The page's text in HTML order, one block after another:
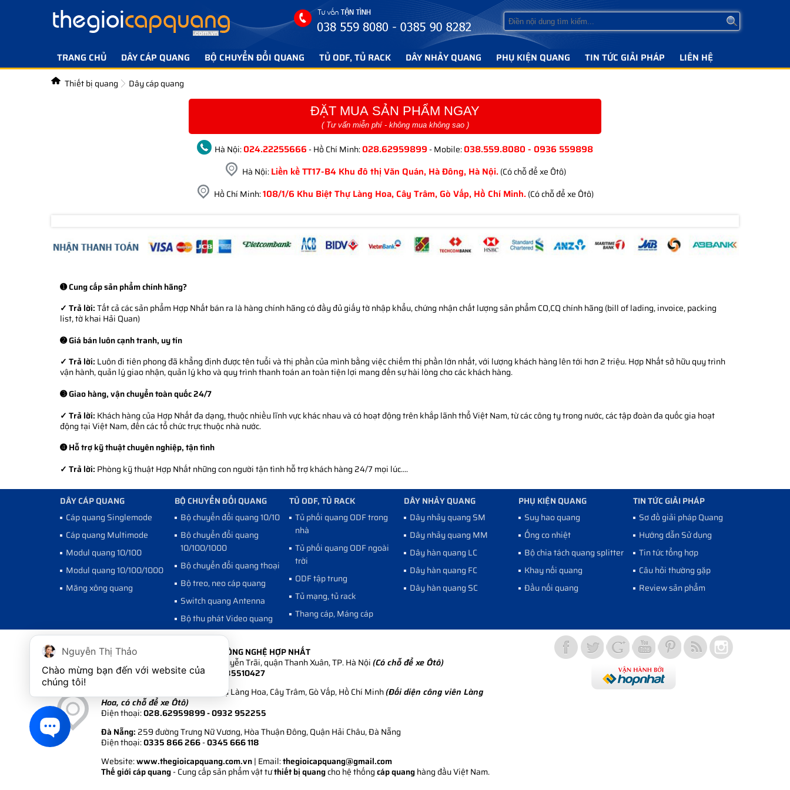
TRANG CHỦ DÂY CÁP QUANG BỘ CHUYỂN ĐỔI QUANG TỦ ODF, TỦ RACK DÂY NHẢY QUANG PHỤ KIỆN QUANG TIN TỨC GIẢI PHÁP LIÊN HỆ
Thiết bị quang Dây cáp quang
ĐẶT MUA SẢN PHẨM NGAY
( Tư vấn miễn phí - không mua không sao )
Hà Nội:024.22255666 - Hồ Chí Minh:028.62959899 - Mobile:038.559.8080 - 0936 559898
Hà Nội:Liền kề TT17-B4 Khu đô thị Văn Quán, Hà Đông, Hà Nội.(Có chỗ để xe Ôtô)
Hồ Chí Minh:108/1/6 Khu Biệt Thự Làng Hoa, Cây Trâm, Gò Vấp, Hồ Chí Minh.(Có chỗ để xe Ôtô)
➊ Cung cấp sản phẩm chính hãng?
✓ Trả lời:Tất cả các sản phẩm Hợp Nhất bán ra là hàng chính hãng có đầy đủ giấy tờ nhập khẩu, chứng nhận chất lượng sản phẩm CO,CQ chính hãng (bill of lading, invoice, packing
list, tờ khai Hải Quan)
➋ Giá bán luôn cạnh tranh, uy tín
✓ Trả lời: Luôn đi tiên phong đã khẳng định được tên tuổi và thị phần của mình bằng việc chiếm thị phần lớn nhất, với lượng khách hàng lên tới hơn 2 triệu. Hợp Nhất sở hữu quy trình
vận hành, quản lý giao nhận, quản lý kho và quy trình thanh toán an toàn tiện lợi mang đến sự hài lòng cho các khách hàng.
➌ Giao hàng, vận chuyển toàn quốc 24/7
✓ Trả lời: Khách hàng của Hợp Nhất đa dạng, thuộc nhiều lĩnh vực khác nhau và có hoạt động trên khắp lãnh thổ Việt Nam, từ các công ty trong nước, các tập đoàn đa quốc gia hoạt
động tại Việt Nam, đến các tổ chức trực thuộc nhà nước.
➍ Hỗ trợ kỹ thuật chuyên nghiệp, tận tình
✓ Trả lời: Phòng kỹ thuật Hợp Nhất những con người tận tình hỗ trợ khách hàng 24/7 mọi lúc....
DÂY CÁP QUANG
Cáp quang Singlemode
Cáp quang Multimode
Modul quang 10/100
Modul quang 10/100/1000
Măng xông quang
BỘ CHUYỂN ĐỔI QUANG
Bộ chuyển đổi quang 10/100
Bộ chuyển đổi quang
10/100/1000
Bộ chuyển đổi quang thoại
Bộ treo, neo cáp quang
Switch quang Antenna
Bộ thu phát Video quang
TỦ ODF, TỦ RACK
Tủ phối quang ODF trong
nhà
Tủ phối quang ODF ngoài
trời
ODF tập trung
Tủ mạng, tủ rack
Thang cáp, Máng cáp
DÂY NHẢY QUANG
Dây nhảy quang SM
Dây nhảy quang MM
Dây hàn quang LC
Dây hàn quang FC
Dây hàn quang SC
PHỤ KIỆN QUANG
Suy hao quang
Ống co nhiệt
Bộ chia tách quang splitter
Khay nối quang
Đầu nối quang
TIN TỨC GIẢI PHÁP
Sơ đồ giải pháp Quang
Hướng dẫn Sử dụng
Tin tức tổng hợp
Câu hỏi thường gặp
Review sản phẩm
CÔNG TY CỔ PHẦN PHÁT TRIỂN CÔNG NGHỆ HỢP NHẤT
Hà Nội: Số 6A Ngõ 235 đường Nguyễn Trãi, quận Thanh Xuân, TP. Hà Nội(Có chỗ để xe Ôtô)
Điện thoại:024.35511 222 - 024.35510427
108/1/6 Khu Biệt Thự Làng Hoa, Cây Trâm, Gò Vấp, Hồ Chí Minh(Đối diện công viên Làng
Hoa, có chỗ để xe Ôtô)
Điện thoại:028.62959899- 0932 952255
Đà Nẵng: 259 đường Trưng Nữ Vương, Hòa Thuận Đông, Quận Hải Châu, Đà Nẵng
Điện thoại:0335 866 266-0345 666 118
Website:www.thegioicapquang.com.vn| Email:thegioicapquang@gmail.com
Thế giới cáp quang- Cung cấp sản phẩm vật tưthiết bị quangcho hệ thốngcáp quanghàng đầu Việt Nam.
Nguyễn Thị Thảo
Chào mừng bạn đến với website của
chúng tôi!